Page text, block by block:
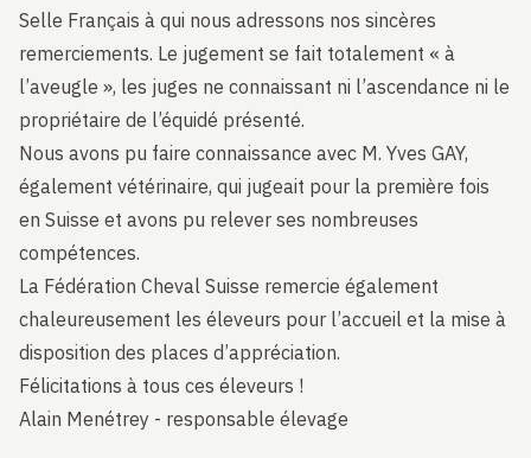
Selle Français à qui nous adressons nos sincères
remerciements. Le jugement se fait totalement « à
l’aveugle », les juges ne connaissant ni l’ascendance ni le
propriétaire de l’équidé présenté.
Nous avons pu faire connaissance avec M. Yves GAY,
également vétérinaire, qui jugeait pour la première fois
en Suisse et avons pu relever ses nombreuses
compétences.
La Fédération Cheval Suisse remercie également
chaleureusement les éleveurs pour l’accueil et la mise à
disposition des places d’appréciation.
Félicitations à tous ces éleveurs !
Alain Menétrey - responsable élevage